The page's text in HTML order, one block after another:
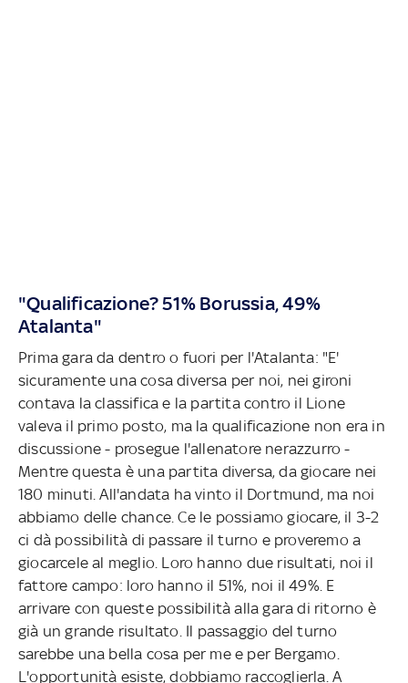
"Qualificazione? 51% Borussia, 49%
Atalanta"
Prima gara da dentro o fuori per l'Atalanta: "E'
sicuramente una cosa diversa per noi, nei gironi
contava la classifica e la partita contro il Lione
valeva il primo posto, ma la qualificazione non era in
discussione - prosegue l'allenatore nerazzurro -
Mentre questa è una partita diversa, da giocare nei
180 minuti. All'andata ha vinto il Dortmund, ma noi
abbiamo delle chance. Ce le possiamo giocare, il 3-2
ci dà possibilità di passare il turno e proveremo a
giocarcele al meglio. Loro hanno due risultati, noi il
fattore campo: loro hanno il 51%, noi il 49%. E
arrivare con queste possibilità alla gara di ritorno è
già un grande risultato. Il passaggio del turno
sarebbe una bella cosa per me e per Bergamo.
L'opportunità esiste, dobbiamo raccoglierla. A